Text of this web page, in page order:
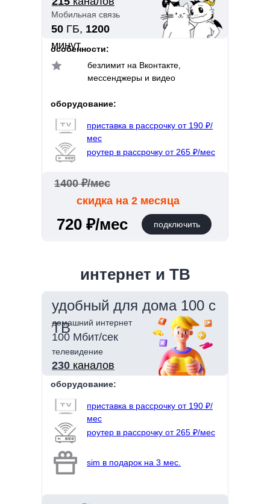
Мобильная связь
подключить
50 ГБ, 1200
минут
720 ₽/мес
безлимит на Вконтакте,
мессенджеры и видео
приставка в рассрочку от 190 ₽/
мес
роутер в рассрочку от 265 ₽/мес
оборудование:
особенности:
1400 ₽/мес
скидка на 2 месяца
интернет и ТВ
удобный для дома 100 с
ТВ
домашний интернет
телевидение
100 Мбит/сек
230 каналов
приставка в рассрочку от 190 ₽/
мес
роутер в рассрочку от 265 ₽/мес
sim в подарок на 3 мес.
оборудование: